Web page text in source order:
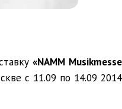
«NAMM Musikmesse
с 11.09 по 14.09 2014